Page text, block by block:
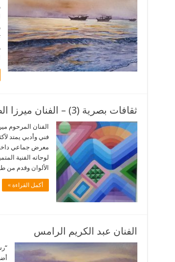
ثقافات بصرية (3) – الفنان ميرزا الصالح رحمه الله
الفنان المرحوم
معرض جماعي داخل
لوحاته الفنية
الألوان وقدم من
أكمل القراءة »
الفنان عبد الكريم الرامس